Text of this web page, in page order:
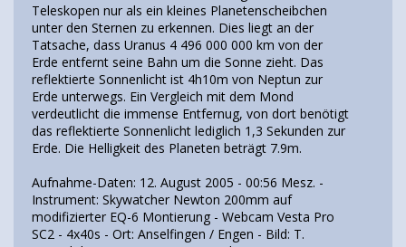
Teleskopen nur als ein kleines Planetenscheibchen
unter den Sternen zu erkennen. Dies liegt an der
Tatsache, dass Uranus 4 496 000 000 km von der
Erde entfernt seine Bahn um die Sonne zieht. Das
reflektierte Sonnenlicht ist 4h10m von Neptun zur
Erde unterwegs. Ein Vergleich mit dem Mond
verdeutlicht die immense Entfernug, von dort benötigt
das reflektierte Sonnenlicht lediglich 1,3 Sekunden zur
Erde. Die Helligkeit des Planeten beträgt 7.9m.
Aufnahme-Daten: 12. August 2005 - 00:56 Mesz. -
Instrument: Skywatcher Newton 200mm auf
modifizierter EQ-6 Montierung - Webcam Vesta Pro
SC2 - 4x40s - Ort: Anselfingen / Engen - Bild: T.